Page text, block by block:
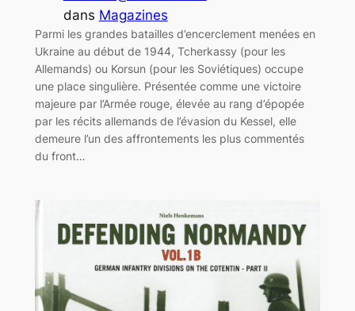
dans Magazines
Parmi les grandes batailles d’encerclement menées en
Ukraine au début de 1944, Tcherkassy (pour les
Allemands) ou Korsun (pour les Soviétiques) occupe
une place singulière. Présentée comme une victoire
majeure par l’Armée rouge, élevée au rang d’épopée
par les récits allemands de l’évasion du Kessel, elle
demeure l’un des affrontements les plus commentés
du front…